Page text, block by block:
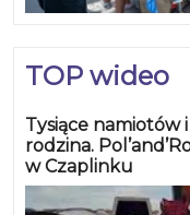
TOP wideo
Tysiące namiotów
rodzina.
w Czaplinku